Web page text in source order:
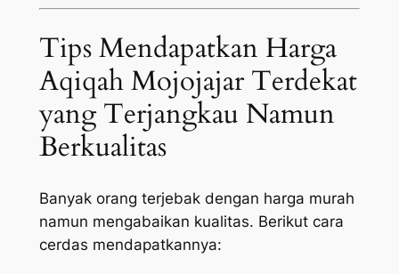
Tips Mendapatkan Harga
Aqiqah Mojojajar Terdekat
yang Terjangkau Namun
Berkualitas
Banyak orang terjebak dengan harga murah
namun mengabaikan kualitas. Berikut cara
cerdas mendapatkannya: